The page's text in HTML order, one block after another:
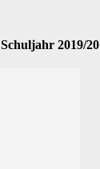
Schuljahr 2019/20